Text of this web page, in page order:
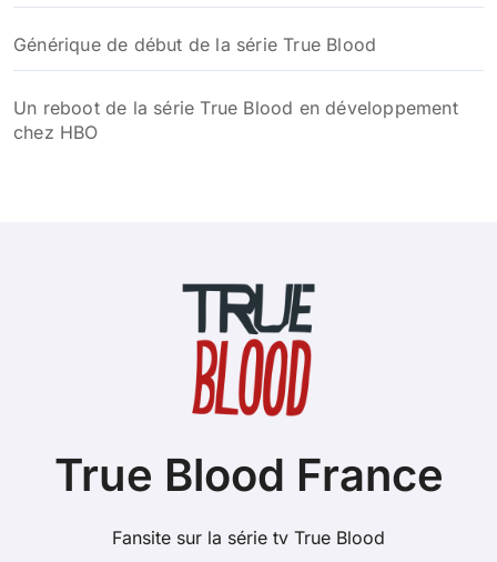
Générique de début de la série True Blood
Un reboot de la série True Blood en développement
chez HBO
True Blood France
Fansite sur la série tv True Blood